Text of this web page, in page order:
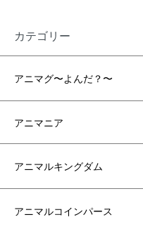
カテゴリー
アニマグ〜よんだ？〜
アニマニア
アニマルキングダム
アニマルコインパース